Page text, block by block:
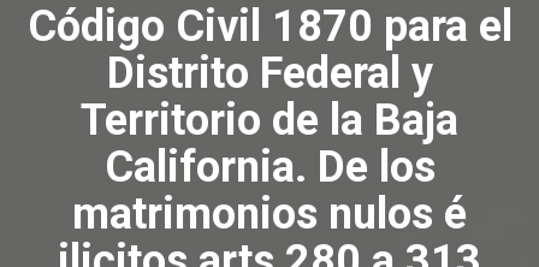
M
O
Código Civil 1870 para el
Distrito Federal y
Territorio de la Baja
California. De los
matrimonios nulos é